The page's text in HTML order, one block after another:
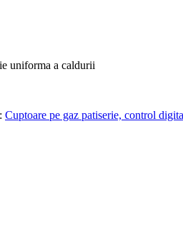
uniforma a caldurii
Cuptoare pe gaz patiserie, control